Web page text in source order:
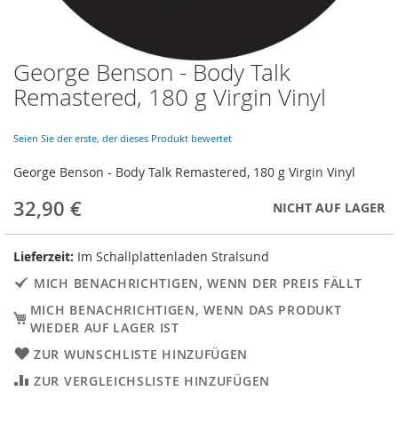
Skip
to
the
of
images
George Benson - Body Talk
Remastered, 180 g Virgin Vinyl
Seien Sie der erste, der dieses Produkt bewertet
George Benson - Body Talk Remastered, 180 g Virgin Vinyl
32,90 € NICHT AUF LAGER
Lieferzeit: Im Schallplattenladen Stralsund
MICH BENACHRICHTIGEN, WENN DER PREIS FÄLLT
MICH BENACHRICHTIGEN, WENN DAS PRODUKT
WIEDER AUF LAGER IST
ZUR WUNSCHLISTE HINZUFÜGEN
ZUR VERGLEICHSLISTE HINZUFÜGEN